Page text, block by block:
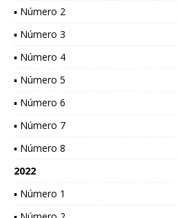
▪ Número 2
▪ Número 3
▪ Número 4
▪ Número 5
▪ Número 6
▪ Número 7
▪ Número 8
2022
▪ Número 1